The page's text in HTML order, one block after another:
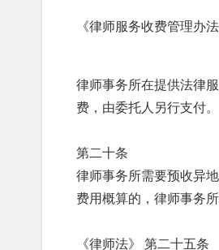
《律师服务收费管理办
律师事务所在提供法律
费，由委托人另行支付。
第二十条
律师事务所需要预收异
费用概算的，律师事务
《律师法》 第二十五条